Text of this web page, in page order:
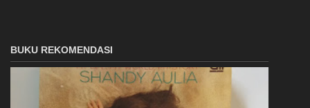
BUKU REKOMENDASI